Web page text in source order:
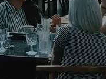
採用